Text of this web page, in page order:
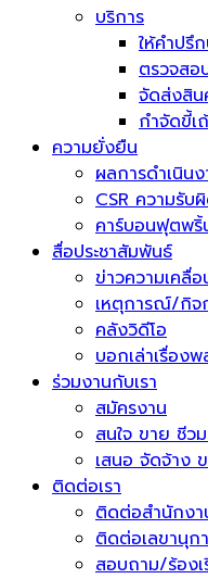
บริการ
ให้คำปรึ
ตรวจส
จัดส่งสิน
กำจัดขี้เ
ความยั่งยืน
ผลการดำเนิน
CSR ความรั
คาร์บอนฟุตพ
สื่อประชาสัมพันธ์
ข่าวความเคลื่อ
เหตุการณ์/กิจ
คลังวิดีโอ
บอกเล่าเรื่อง
ร่วมงานกับเรา
สมัครงาน
สนใจ ขาย ชีว
เสนอ จัดจ้าง
ติดต่อเรา
ติดต่อสำนักง
ติดต่อเลขานุก
สอบถาม/ร้อง